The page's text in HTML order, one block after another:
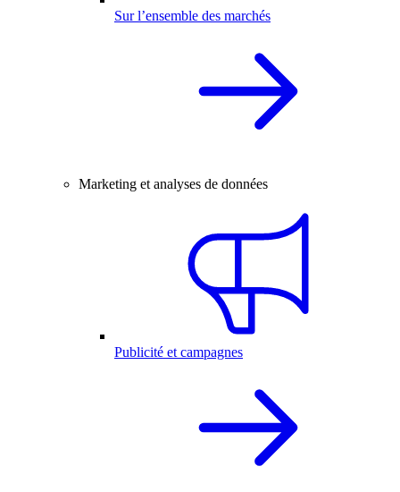
Sur l’ensemble des marchés
Marketing et analyses de données
Publicité et campagnes